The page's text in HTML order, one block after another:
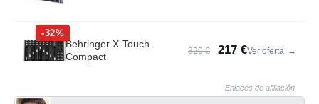
-32%
Behringer X-Touch
Compact
320 € 217 €Ver oferta →
Enlaces de afiliación